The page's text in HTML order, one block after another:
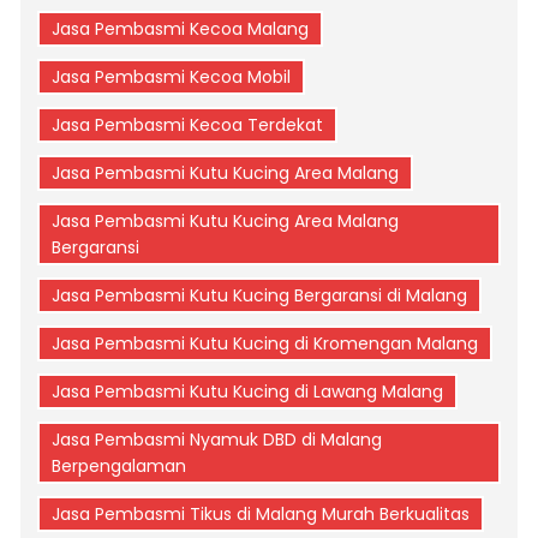
Jasa Pembasmi Kecoa Malang
Jasa Pembasmi Kecoa Mobil
Jasa Pembasmi Kecoa Terdekat
Jasa Pembasmi Kutu Kucing Area Malang
Jasa Pembasmi Kutu Kucing Area Malang
Bergaransi
Jasa Pembasmi Kutu Kucing Bergaransi di Malang
Jasa Pembasmi Kutu Kucing di Kromengan Malang
Jasa Pembasmi Kutu Kucing di Lawang Malang
Jasa Pembasmi Nyamuk DBD di Malang
Berpengalaman
Jasa Pembasmi Tikus di Malang Murah Berkualitas